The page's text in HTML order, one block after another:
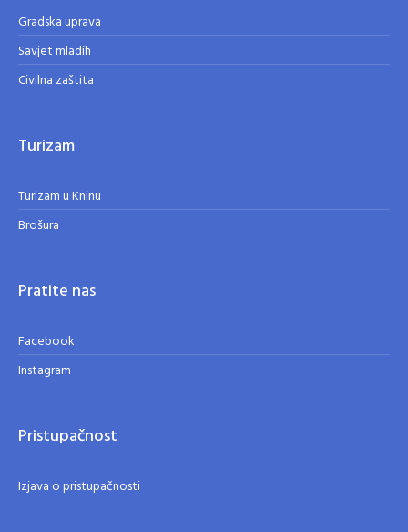
Gradska uprava
Savjet mladih
Civilna zaštita
Turizam
Turizam u Kninu
Brošura
Pratite nas
Facebook
Instagram
Pristupačnost
Izjava o pristupačnosti